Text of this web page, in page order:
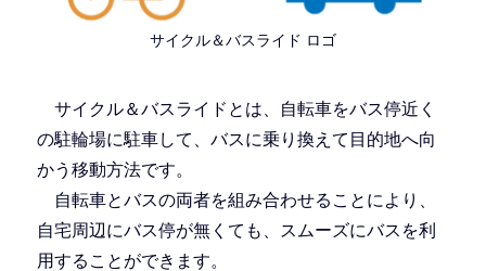
サイクル＆バスライド ロゴ
サイクル＆バスライドとは、自転車をバス停近く
の駐輪場に駐車して、バスに乗り換えて目的地へ向
かう移動方法です。
自転車とバスの両者を組み合わせることにより、
自宅周辺にバス停が無くても、スムーズにバスを利
用することができます。